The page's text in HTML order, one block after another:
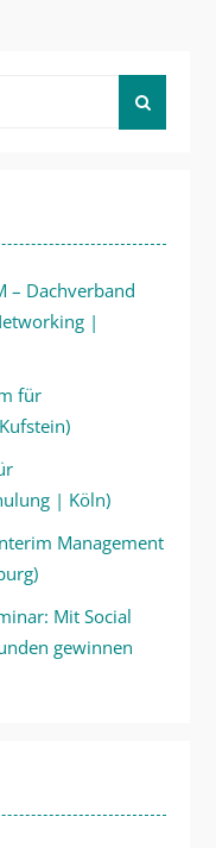
– Dachverband
|
für
| Köln)
Management
Mit Social
gewinnen